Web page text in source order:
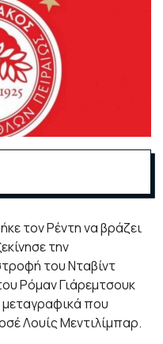
τον Ρέντη να βράζει
την
του Νταβίντ
Ρόμαν Γιάρεμτσουκ
μεταγραφικά που
Λουίς Μεντιλίμπαρ.